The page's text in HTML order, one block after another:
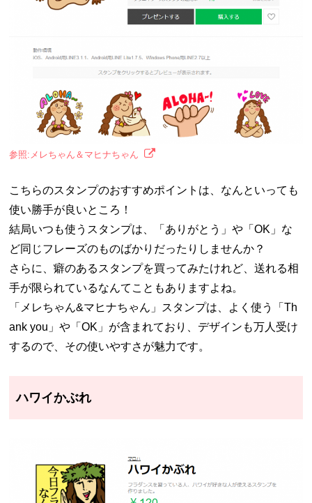
参照:メレちゃん＆マヒナちゃん
こちらのスタンプのおすすめポイントは、なんといっても
使い勝手が良いところ！
結局いつも使うスタンプは、「ありがとう」や「OK」な
ど同じフレーズのものばかりだったりしませんか？
さらに、癖のあるスタンプを買ってみたけれど、送れる相
手が限られているなんてこともありますよね。
「メレちゃん&マヒナちゃん」スタンプは、よく使う「Th
ank you」や「OK」が含まれており、デザインも万人受け
するので、その使いやすさが魅力です。
ハワイかぶれ